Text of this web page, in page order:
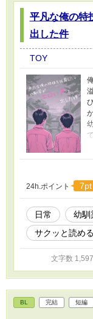
平凡な俺の特
出した件
TOY
24h.ポイント
7pt
日常 幼馴
サクッと読める
文字数 1,597
BL 完結 短編